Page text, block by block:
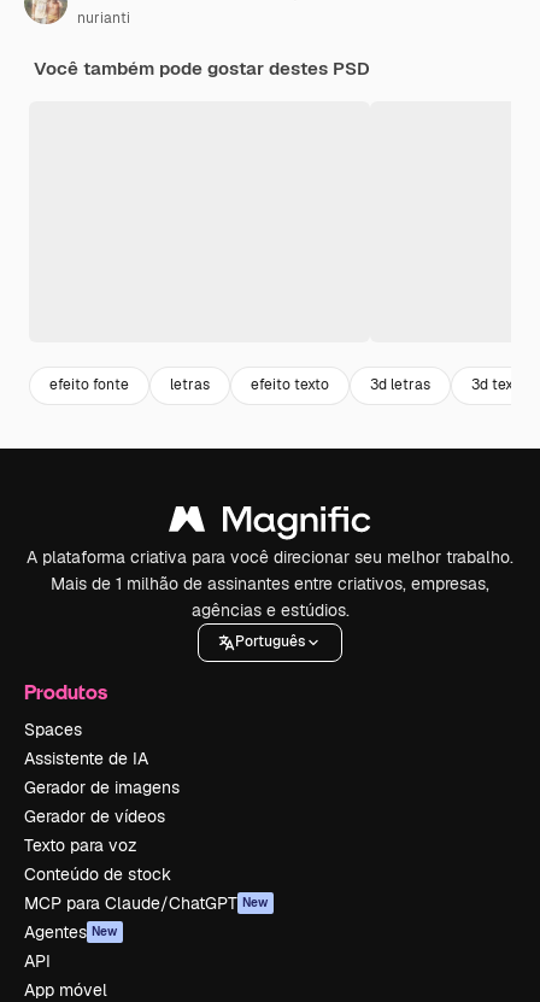
nurianti
Você também pode gostar destes PSD
efeito fonte letras efeito texto 3d letras 3d texto
A plataforma criativa para você direcionar seu melhor trabalho.
Mais de 1 milhão de assinantes entre criativos, empresas,
agências e estúdios.
Português
Produtos
Spaces
Assistente de IA
Gerador de imagens
Gerador de vídeos
Texto para voz
Conteúdo de stock
MCP para Claude/ChatGPT New
Agentes New
API
App móvel